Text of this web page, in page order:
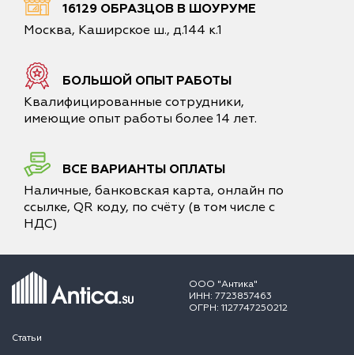
16129 ОБРАЗЦОВ В ШОУРУМЕ
Москва, Каширское ш., д.144 к.1
БОЛЬШОЙ ОПЫТ РАБОТЫ
Квалифицированные сотрудники,
имеющие опыт работы более 14 лет.
ВСЕ ВАРИАНТЫ ОПЛАТЫ
Наличные, банковская карта, онлайн по
ссылке, QR коду, по счёту (в том числе с
НДС)
ООО "Антика"
ИНН: 7723857463
ОГРН: 1127747250212
Статьи